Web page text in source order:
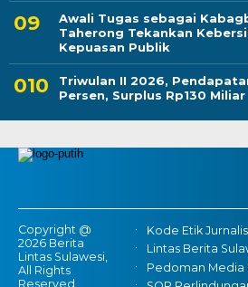
Awali Tugas sebagai
Taherong Tekankan
Kepuasan Publik
Triwulan II 2026,
Persen, Surplus Rp130 Miliar
Copyright @
2026 Berita
Lintas Sulawesi,
All Rights
Reserved
Kode Etik
Lintas Berita
Pedoman Media